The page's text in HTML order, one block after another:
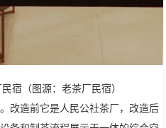
宿（图源：老茶厂民宿）
改造前它是人民公社茶厂，改造后